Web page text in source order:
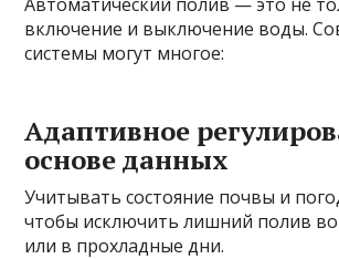
включение и выключение воды.
системы могут многое:
Адаптивное
основе данных
Учитывать состояние почвы и
чтобы исключить лишний полив
или в прохладные дни.